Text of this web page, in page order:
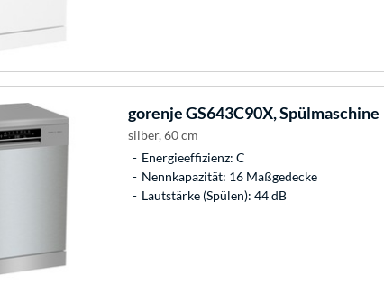
gorenjeGS643C90X, Spülmaschine
silber, 60 cm
Energieeffizienz: C
Nennkapazität: 16 Maßgedecke
Lautstärke (Spülen): 44 dB